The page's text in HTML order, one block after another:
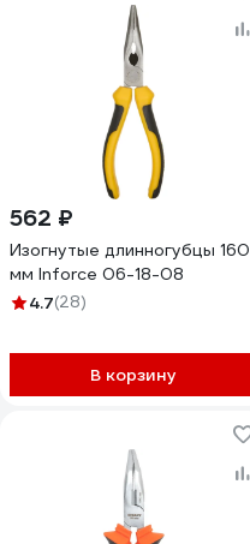
562 ₽
Изогнутые длинногубцы 160
мм Inforce 06-18-08
4.7(28)
В корзину